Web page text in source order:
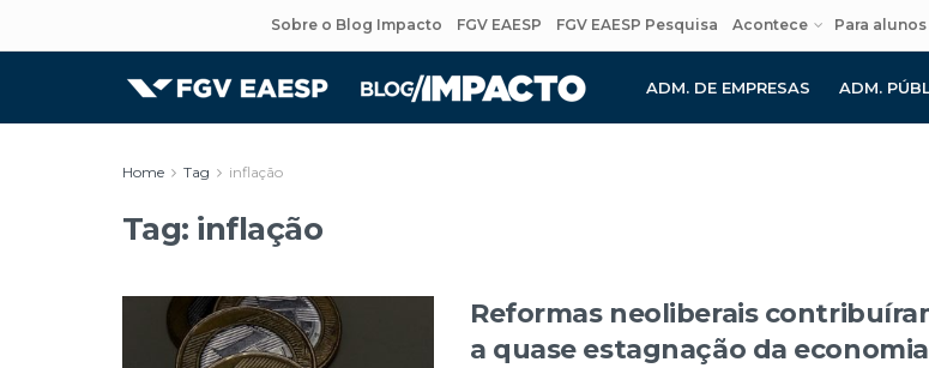
Sobre o Blog Impacto FGV EAESP FGV EAESP Pesquisa Acontece Para alunos
ADM. DE EMPRESAS ADM.
Home Tag inflação
Tag: inflação
Reformas neoliberais
a quase estagnação da economia